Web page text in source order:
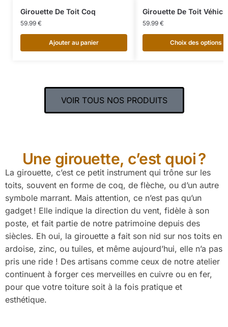
Girouette De Toit Coq
59.99 €
Ajouter au panier
Girouette De Toit
59.99 €
Choix des options
VOIR TOUS NOS PRODUITS
Une girouette, c’est quoi ?
La girouette, c’est ce petit instrument qui trône sur les
toits, souvent en forme de coq, de flèche, ou d’un autre
symbole marrant. Mais attention, ce n’est pas qu’un
gadget ! Elle indique la direction du vent, fidèle à son
poste, et fait partie de notre patrimoine depuis des
siècles. Eh oui, la girouette a fait son nid sur nos toits en
ardoise, zinc, ou tuiles, et même aujourd’hui, elle n’a pas
pris une ride ! Des artisans comme ceux de notre atelier
continuent à forger ces merveilles en cuivre ou en fer,
pour que votre toiture soit à la fois pratique et
esthétique.